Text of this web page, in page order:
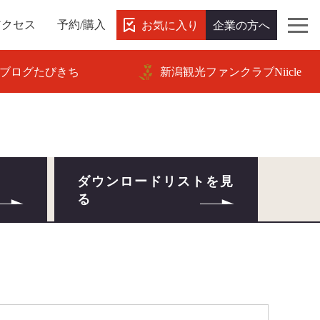
セス 予約/購入 お気に入り 企業の方へ
ブログたびきち 新潟観光ファンクラブNiicle
ダウンロードリストを見
る